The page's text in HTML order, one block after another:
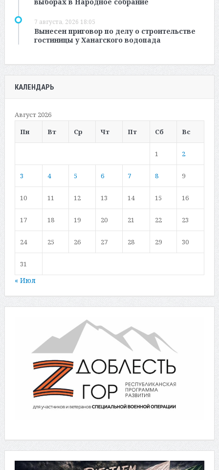
выборах в Народное собрание
7 августа, 2026 18:05
Вынесен приговор по делу о строительстве
гостиницы у Ханагского водопада
КАЛЕНДАРЬ
Август 2026
Пн
Вт Ср Чт Пт Сб Вс
1 2
3 4 5 6 7 8 9
10 11 12 13 14 15 16
17 18 19 20 21 22 23
24 25 26 27 28 29 30
31
« Июл